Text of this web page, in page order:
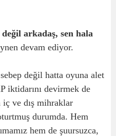
değil arkadaş, sen hala
devam ediyor.
değil hatta oyuna alet
iktidarını devirmek de
iç ve dış mihraklar
durumda. Hem
hem de şuursuzca,